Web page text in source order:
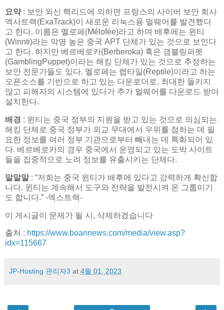
요약: 보안 외신 핵리드에 의하면 프랑스의 사이버 보안 회사
엑사트랙(ExaTrack)이 새로운 리눅스용 멀웨어를 발견했다
고 한다. 이름은 멜로페(Mélofée)라고 하며 배후에는 윈티
(Winnti)라는 악명 높은 중국 APT 단체가 있는 것으로 보인다
고 한다. 하지만 베르베로카(Berberoka) 혹은 갬블링퍼펫
(GamblingPuppet)이라는 해킹 단체가 있는 것으로 추정하는
보안 전문가들도 있다. 멜로페는 렙타일(Reptile)이라고 하는
오픈소스를 기반으로 하고 있는 다운로더로, 최대한 들키지
않고 피해자의 시스템에 있다가 추가 멀웨어를 다운로드 받아
설치한다.
배경 : 윈티는 중국 정부의 지원을 받고 있는 것으로 의심되는
해킹 단체로 중국 정부가 외교 무대에서 우위를 점하는 데 필
요한 정보를 여러 정부 기관으로부터 빼내는 데 특화되어 있
다. 베르베로카의 경우 중국에서 운영되고 있는 도박 사이트
들을 집중적으로 노려 정보를 유출시키는 단체다.
말말말: “저희는 중국 윈티가 배후에 있다고 강력하게 확신합
니다. 윈티는 계속해서 도구와 전략을 발전시켜 온 그룹이기
도 합니다.” -엑스트랙-
이 게시글이 문제가 될 시, 삭제하겠습니다
출처 : https://www.boannews.com/media/view.asp?
idx=115667
JP-Hosting 관리자3 at 4월 01, 2023